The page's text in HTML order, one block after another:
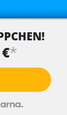
*